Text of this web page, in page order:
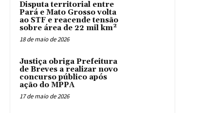
Disputa territorial entre
Pará e Mato Grosso volta
ao STF e reacende tensão
sobre área de 22 mil km²
18 de maio de 2026
Justiça obriga Prefeitura
de Breves a realizar novo
concurso público após
ação do MPPA
17 de maio de 2026